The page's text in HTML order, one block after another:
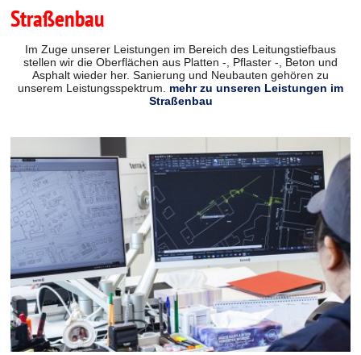
Straßenbau
Im Zuge unserer Leistungen im Bereich des Leitungstiefbaus
stellen wir die Oberflächen aus Platten -, Pflaster -, Beton und
Asphalt wieder her. Sanierung und Neubauten gehören zu
unserem Leistungsspektrum. mehr zu unseren Leistungen im
Straßenbau